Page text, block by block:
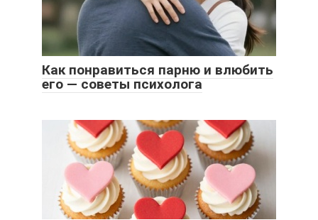
Как понравиться парню и влюбить
его — советы психолога